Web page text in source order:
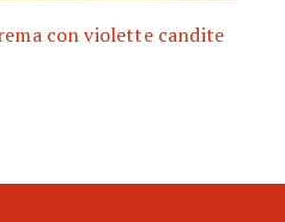
con violette candite